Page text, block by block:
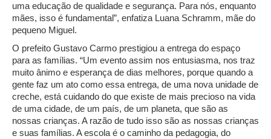
uma educação de qualidade e segurança. Para nós, enquanto
mães, isso é fundamental”, enfatiza Luana Schramm, mãe do
pequeno Miguel.
O prefeito Gustavo Carmo prestigiou a entrega do espaço
para as famílias. “Um evento assim nos entusiasma, nos traz
muito ânimo e esperança de dias melhores, porque quando a
gente faz um ato como essa entrega, de uma nova unidade de
creche, está cuidando do que existe de mais precioso na vida
de uma cidade, de um país, de um planeta, que são as
nossas crianças. A razão de tudo isso são as nossas crianças
e suas famílias. A escola é o caminho da pedagogia, do